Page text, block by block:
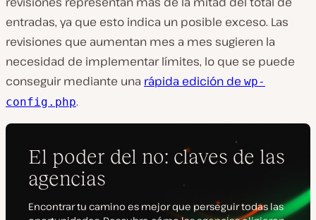
entradas, ya que esto indica un posible exceso. Las
revisiones que aumentan mes a mes sugieren la
necesidad de implementar límites, lo que se puede
conseguir mediante una rápida edición de wp-
config.php.